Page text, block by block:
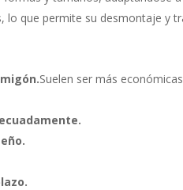
que permite su desmontaje y
Suelen ser más